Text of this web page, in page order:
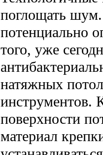
поглощать
потенциально
того, уже
натяжных
инструментов.
поверхности
материал